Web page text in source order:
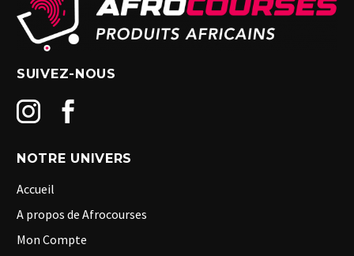
SUIVEZ-NOUS
NOTRE UNIVERS
Accueil
A propos de Afrocourses
Mon Compte